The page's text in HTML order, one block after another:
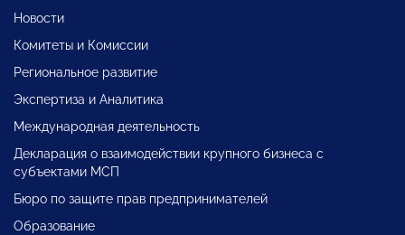
Новости
Комитеты и Комиссии
Региональное развитие
Экспертиза и Аналитика
Международная деятельность
Декларация о взаимодействии крупного бизнеса с
субъектами МСП
Бюро по защите прав предпринимателей
Образование